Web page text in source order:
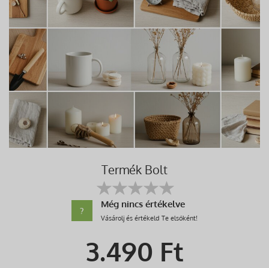
Termék Bolt
?
Még nincs értékelve
Vásárolj és értékeld Te elsőként!
3.490 Ft